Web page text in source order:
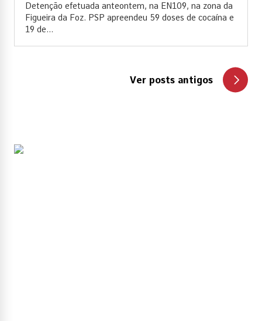
Detenção efetuada anteontem, na EN109, na zona da
Figueira da Foz. PSP apreendeu 59 doses de cocaína e
19 de...
Ver posts antigos